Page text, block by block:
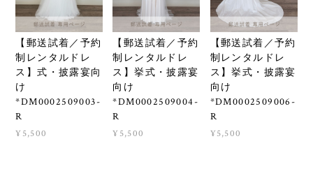
【郵送試着／予約
制レンタルドレ
ス】式・披露宴向
け
*DM0002509003-
R
¥5,500
【郵送試着／予約
制レンタルドレ
ス】挙式・披露宴
向け
*DM0002509004-
R
¥5,500
【郵送試着／予約
制レンタルドレ
ス】挙式・披露宴
向け
*DM0002509006-
R
¥5,500